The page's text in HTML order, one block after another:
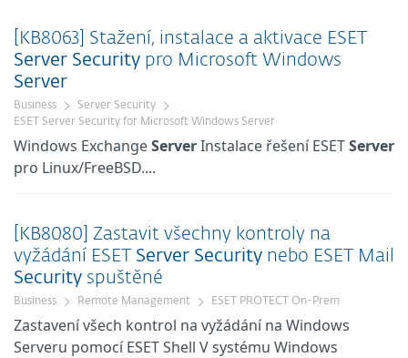
[KB8063] Stažení, instalace a aktivace ESET
Server Security pro Microsoft Windows
Server
Business
Server Security
ESET Server Security for Microsoft Windows Server
Windows ExchangeServerInstalace řešení ESETServer
pro Linux/FreeBSD....
[KB8080] Zastavit všechny kontroly na
vyžádání ESET Server Security nebo ESET Mail
Security spuštěné
Business Remote Management ESET PROTECT On-Prem
Zastavení všech kontrol na vyžádání na Windows
Serveru pomocí ESET Shell V systému Windows